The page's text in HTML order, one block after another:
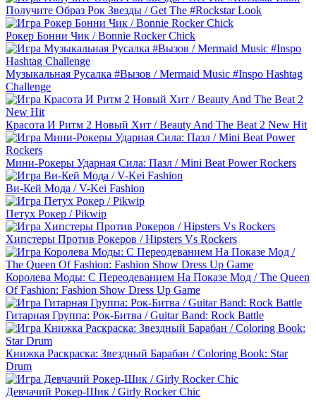
Получите Образ Рок Звезды / Get The #Rockstar Look
Рокер Бонни Чик / Bonnie Rocker Chick
Музыкальная Русалка #Вызов / Mermaid Music #Inspo Hashtag
Challenge
Красота И Ритм 2 Новый Хит / Beauty And The Beat 2 New Hit
Мини-Рокеры Ударная Сила: Пазл / Mini Beat Power Rockers
Ви-Кей Мода / V-Kei Fashion
Петух Рокер / Pikwip
Хипстеры Против Рокеров / Hipsters Vs Rockers
Королева Моды: С Переодеванием На Показе Мод / The Queen
Of Fashion: Fashion Show Dress Up Game
Гитарная Группа: Рок-Битва / Guitar Band: Rock Battle
Книжка Раскраска: Звездный Барабан / Coloring Book: Star
Drum
Девчачий Рокер-Шик / Girly Rocker Chic